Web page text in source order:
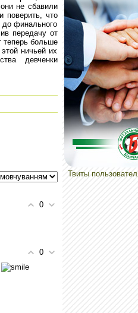
не сбавили
поверить, что
до финального
передачу от
теперь больше
ничьей их
девченки
0
0
Твиты